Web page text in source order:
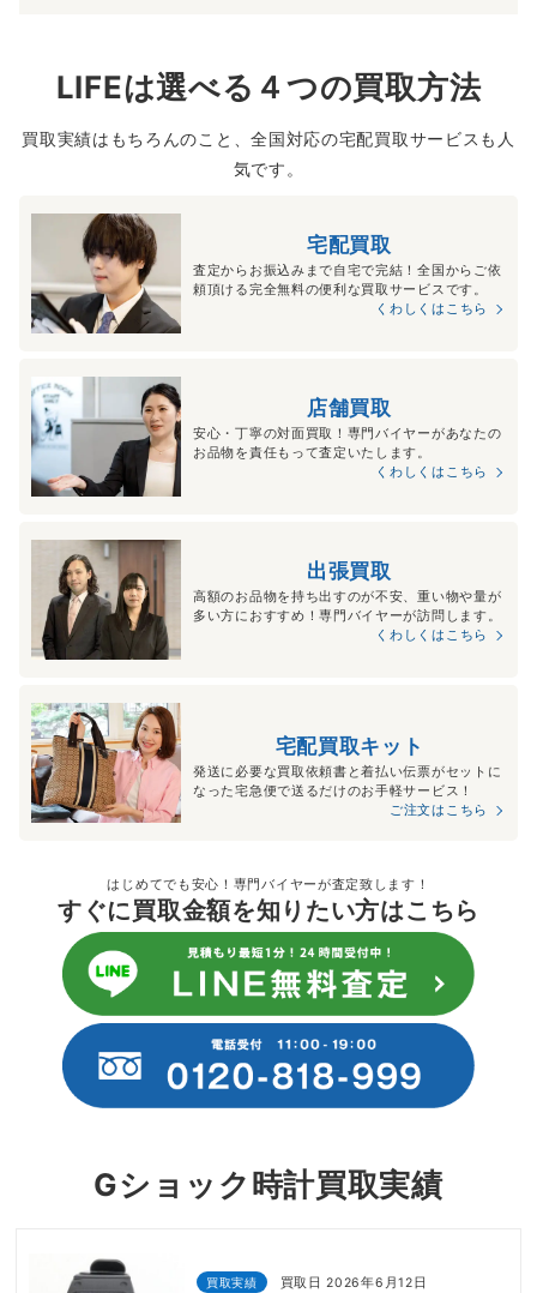
LIFEは選べる４つの買取方法
買取実績はもちろんのこと、全国対応の宅配買取サービスも人
気です。
宅配買取
査定からお振込みまで自宅で完結！全国からご依
頼頂ける完全無料の便利な買取サービスです。
くわしくはこちら
店舗買取
安心・丁寧の対面買取！専門バイヤーがあなたの
お品物を責任もって査定いたします。
くわしくはこちら
出張買取
高額のお品物を持ち出すのが不安、重い物や量が
多い方におすすめ！専門バイヤーが訪問します。
くわしくはこちら
宅配買取キット
発送に必要な買取依頼書と着払い伝票がセットに
なった宅急便で送るだけのお手軽サービス！
ご注文はこちら
はじめてでも安心！専門バイヤーが査定致します！
すぐに買取金額を知りたい方はこちら
Gショック時計買取実績
買取実績 買取日 2026年6月12日